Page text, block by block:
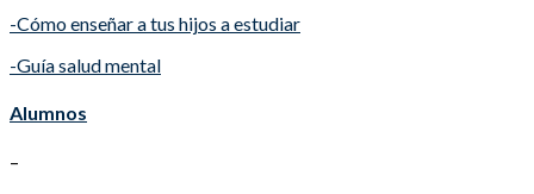
-Cómo enseñar a tus hijos a estudiar
-Guía salud mental
Alumnos
–